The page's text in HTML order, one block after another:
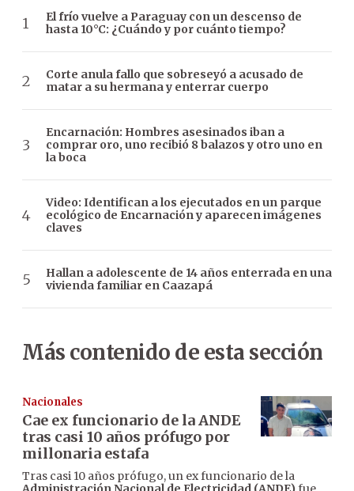
El frío vuelve a Paraguay con un descenso de
hasta 10°C: ¿Cuándo y por cuánto tiempo?
Corte anula fallo que sobreseyó a acusado de
matar a su hermana y enterrar cuerpo
Encarnación: Hombres asesinados iban a
comprar oro, uno recibió 8 balazos y otro uno en
la boca
Video: Identifican a los ejecutados en un parque
ecológico de Encarnación y aparecen imágenes
claves
Hallan a adolescente de 14 años enterrada en una
vivienda familiar en Caazapá
Más contenido de esta sección
Nacionales
Cae ex funcionario de la ANDE
tras casi 10 años prófugo por
millonaria estafa
Tras casi 10 años prófugo, un ex funcionario de la